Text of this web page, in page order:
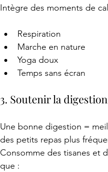
Intègre des moments de
Respiration
Marche en nature
Yoga doux
Temps sans écran
3. Soutenir la digestion
Une bonne digestion =
des petits repas plus
Consomme des tisanes et
que :